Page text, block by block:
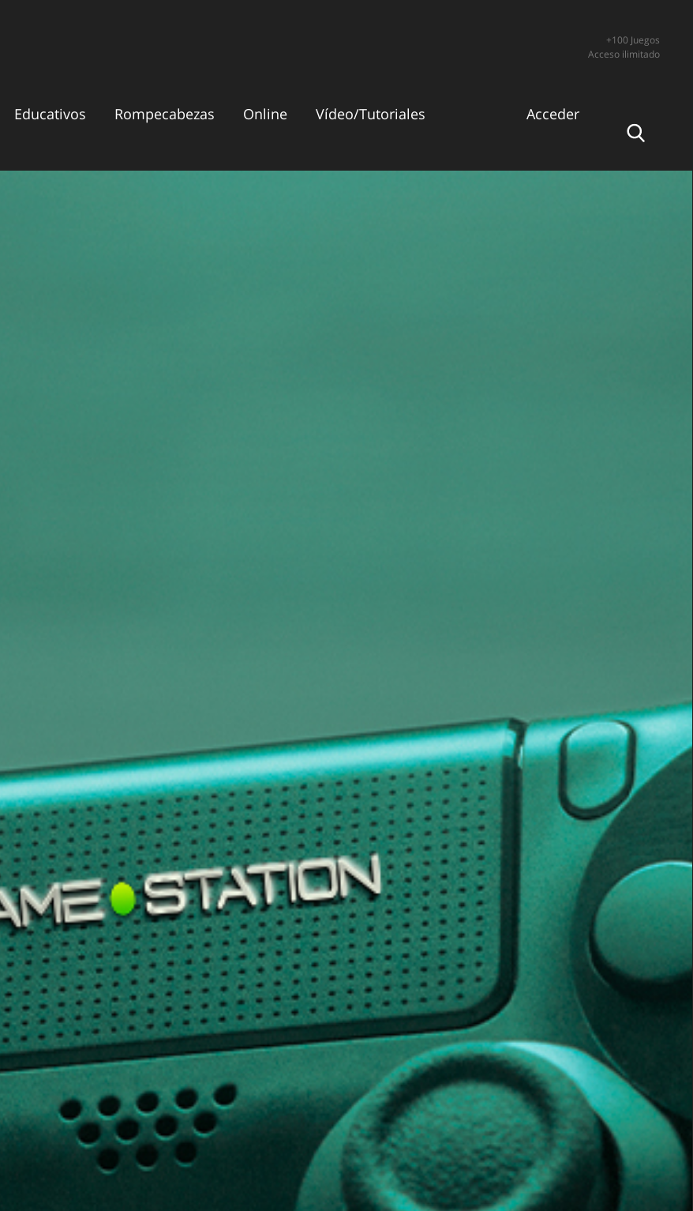
+100 Juegos
Acceso ilimitado
Educativos Rompecabezas Online
Vídeo/Tutoriales
Acceder